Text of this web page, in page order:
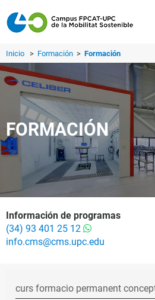
Inicio > Formación > Formación
FORMACIÓN
Información de programas
(34) 93 401 25 12
info.cms@cms.upc.edu